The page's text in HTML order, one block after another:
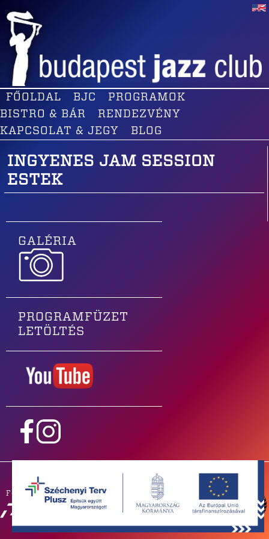
FŐOLDAL BJC
PROGRAMOK
BISTRO & BÁR
RENDEZVÉNY
KAPCSOLAT & JEGY
BLOG
INGYENES JAM SESSION
ESTEK
GALÉRIA
PROGRAMFÜZET
LETÖLTÉS
Főtámogatónk
PARTNEREINK
SAJTÓSZOBA
IMPRESSZUM